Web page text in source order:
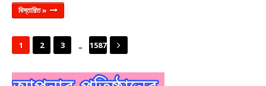
বিস্তারিত »
1 2 3 ... 1587